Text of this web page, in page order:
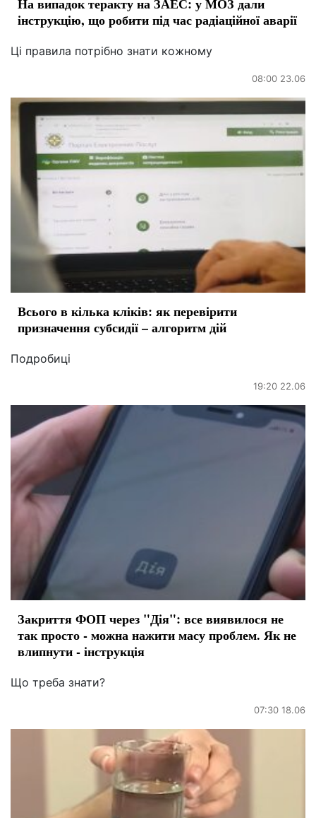
На випадок теракту на ЗАЕС: у МОЗ дали
інструкцію, що робити під час радіаційної аварії
Ці правила потрібно знати кожному
08:00 23.06
Всього в кілька кліків: як перевірити
призначення субсидії – алгоритм дій
Подробиці
19:20 22.06
Закриття ФОП через "Дія": все виявилося не
так просто - можна нажити масу проблем. Як не
влипнути - інструкція
Що треба знати?
07:30 18.06